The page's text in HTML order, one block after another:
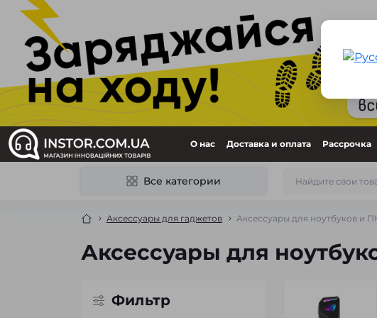
О нас Доставка и оплата Рассрочка
Все категории
Аксессуары для гаджетов Аксессуары для ноутбуков и
Аксессуары для
Фильтр